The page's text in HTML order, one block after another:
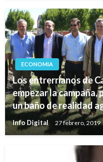
ECONOMIA
Los entrerrianos de
empezar la campaña,
un baño de realidad
Info Digital 27 febrero, 2019